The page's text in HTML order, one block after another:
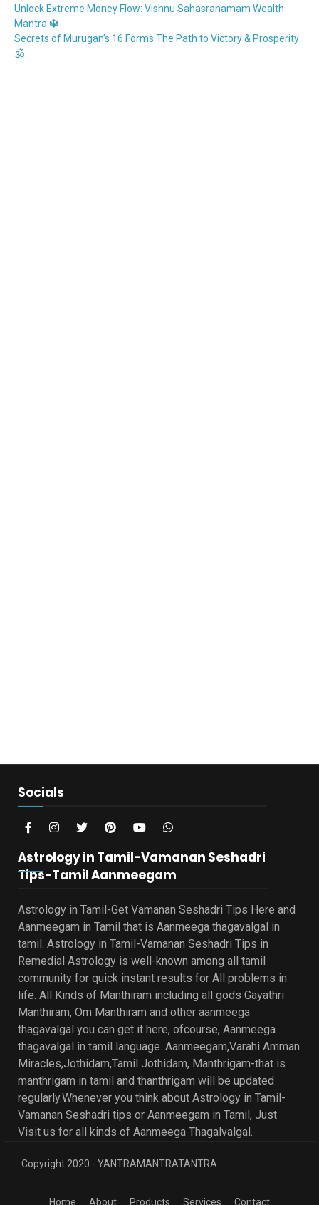
Unlock Extreme Money Flow: Vishnu Sahasranamam Wealth
Mantra 🔱
Secrets of Murugan’s 16 Forms The Path to Victory & Prosperity
🕉️
Socials
Astrology in Tamil-Vamanan Seshadri
Tips-Tamil Aanmeegam
Astrology in Tamil-Get Vamanan Seshadri Tips Here and
Aanmeegam in Tamil that is Aanmeega thagavalgal in
tamil. Astrology in Tamil-Vamanan Seshadri Tips in
Remedial Astrology is well-known among all tamil
community for quick instant results for All problems in
life. All Kinds of Manthiram including all gods Gayathri
Manthiram, Om Manthiram and other aanmeega
thagavalgal you can get it here, ofcourse, Aanmeega
thagavalgal in tamil language. Aanmeegam,Varahi Amman
Miracles,Jothidam,Tamil Jothidam, Manthrigam-that is
manthrigam in tamil and thanthrigam will be updated
regularly.Whenever you think about Astrology in Tamil-
Vamanan Seshadri tips or Aanmeegam in Tamil, Just
Visit us for all kinds of Aanmeega Thagalvalgal.
Copyright 2020 - YANTRAMANTRATANTRA
Home About Products Services Contact